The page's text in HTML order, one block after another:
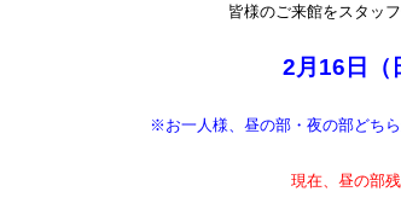
皆様のご来館をスタッ
2月16日（
※お一人様、昼の部・夜の部どち
現在、昼の部